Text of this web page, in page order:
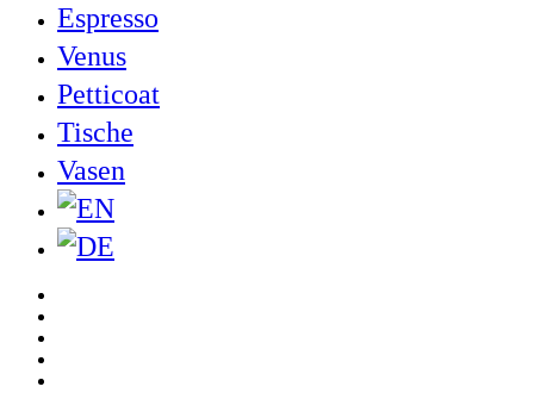
Espresso
Venus
Petticoat
Tische
Vasen